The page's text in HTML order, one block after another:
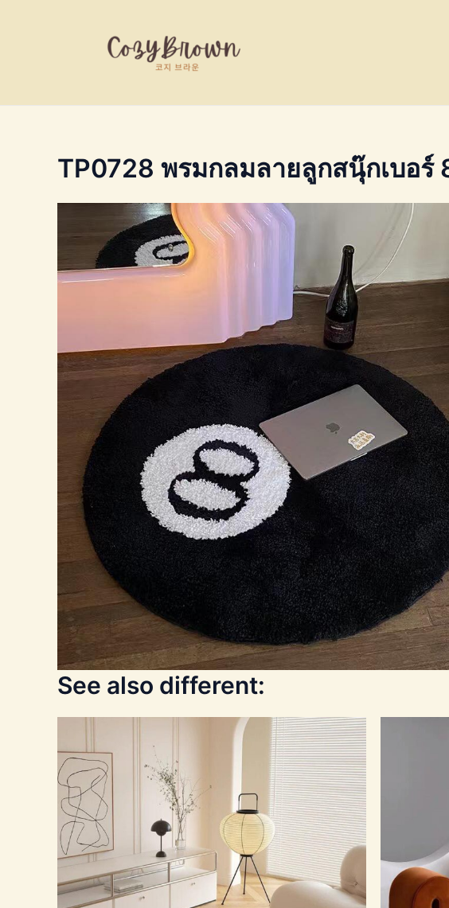
TP0728 พรมกลมลายลูกสนุ๊กเบอร์
See also different: